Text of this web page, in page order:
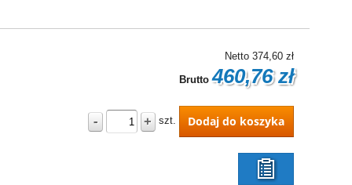
Netto 374,60 zł
Brutto 460,76 zł
- + szt. Dodaj do koszyka